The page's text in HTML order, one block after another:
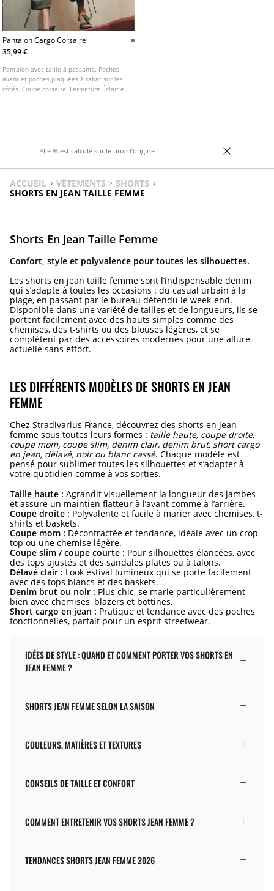
Pantalon Cargo Corsaire
35,99 €
Pantalon avec taille à passants. Poches
avant et poches plaquées à rabat sur les
côtés. Coupe corsaire. Fermeture Éclair et
*Le % est calculé sur le prix d'origine
ACCUEIL VÊTEMENTS
SHORTS
SHORTS EN JEAN TAILLE FEMME
Shorts En Jean Taille Femme
Confort, style et polyvalence pour toutes les silhouettes.
Les shorts en jean taille femme sont l’indispensable denim
qui s’adapte à toutes les occasions : du casual urbain à la
plage, en passant par le bureau détendu le week-end.
Disponible dans une variété de tailles et de longueurs, ils se
portent facilement avec des hauts simples comme des
chemises, des t-shirts ou des blouses légères, et se
complètent par des accessoires modernes pour une allure
actuelle sans effort.
LES DIFFÉRENTS MODÈLES DE SHORTS EN JEAN
FEMME
Chez Stradivarius France, découvrez des shorts en jean
femme sous toutes leurs formes : taille haute, coupe droite,
coupe mom, coupe slim, denim clair, denim brut, short cargo
en jean, délavé, noir ou blanc cassé. Chaque modèle est
pensé pour sublimer toutes les silhouettes et s’adapter à
votre quotidien comme à vos sorties.
Taille haute : Agrandit visuellement la longueur des jambes
et assure un maintien flatteur à l’avant comme à l’arrière.
Coupe droite : Polyvalente et facile à marier avec chemises, t-
shirts et baskets.
Coupe mom : Décontractée et tendance, idéale avec un crop
top ou une chemise légère.
Coupe slim / coupe courte : Pour silhouettes élancées, avec
des tops ajustés et des sandales plates ou à talons.
Délavé clair : Look estival lumineux qui se porte facilement
avec des tops blancs et des baskets.
Denim brut ou noir : Plus chic, se marie particulièrement
bien avec chemises, blazers et bottines.
Short cargo en jean : Pratique et tendance avec des poches
fonctionnelles, parfait pour un esprit streetwear.
IDÉES DE STYLE : QUAND ET COMMENT PORTER VOS SHORTS EN
JEAN FEMME ?
SHORTS JEAN FEMME SELON LA SAISON
COULEURS, MATIÈRES ET TEXTURES
CONSEILS DE TAILLE ET CONFORT
COMMENT ENTRETENIR VOS SHORTS JEAN FEMME ?
TENDANCES SHORTS JEAN FEMME 2026